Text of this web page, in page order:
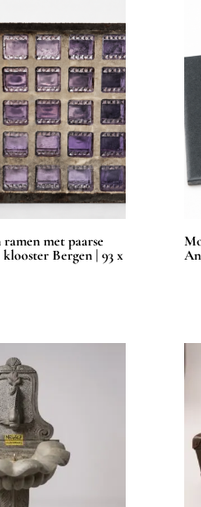
met paarse
klooster Bergen | 93 x